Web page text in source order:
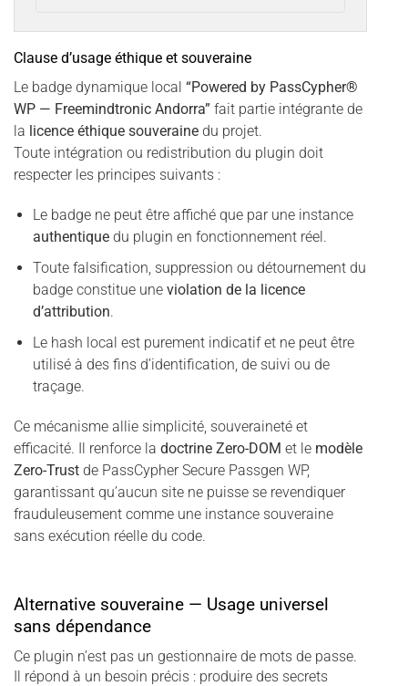
Clause d’usage éthique et souveraine
Le badge dynamique local “Powered by PassCypher®
WP — Freemindtronic Andorra” fait partie intégrante de
la licence éthique souveraine du projet.
Toute intégration ou redistribution du plugin doit
respecter les principes suivants :
Le badge ne peut être affiché que par une instance
authentiquedu plugin en fonctionnement réel.
Toute falsification, suppression ou détournement du
badge constitue une violation de la licence
d’attribution.
Le hash local est purement indicatif et ne peut être
utilisé à des fins d’identification, de suivi ou de
traçage.
Ce mécanisme allie simplicité, souveraineté et
efficacité. Il renforce la doctrine Zero-DOM et le modèle
Zero-Trust de PassCypher Secure Passgen WP,
garantissant qu’aucun site ne puisse se revendiquer
frauduleusement comme une instance souveraine
sans exécution réelle du code.
Alternative souveraine — Usage universel
sans dépendance
Ce plugin n’est pas un gestionnaire de mots de passe.
Il répond à un besoin précis : produire des secrets